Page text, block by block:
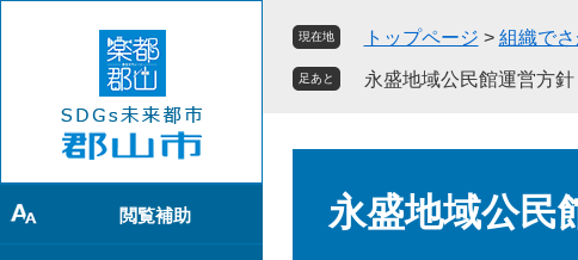
で
す
。
ば
し
て
閲覧補助
現在地 トップページ > 組織で
足あと 永盛地域公民館運営方針
永盛地域公民